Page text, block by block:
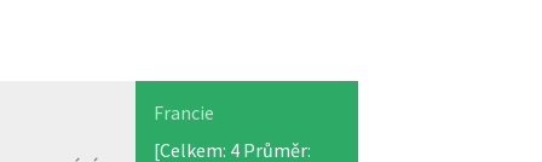
Francie
[Celkem: 4 Průměr: